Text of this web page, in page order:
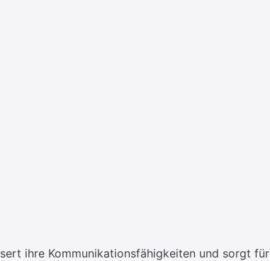
ihre Kommunikationsfähigkeiten und sorgt für